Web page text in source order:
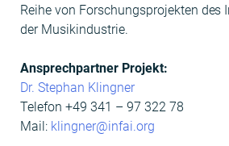
Rei­he von Forschung­spro­jek­ten des
der Musikindustrie.
Ansprech­part­ner Pro­jekt:
Dr. Stephan Klingn­er
Tele­fon +49 341 – 97 322 78
Mail: klingner@infai.org